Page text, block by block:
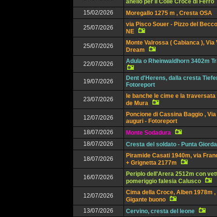
anello per il Colle Croce di Ferro
15/02/2026
Moregallo 1275 m , Cresta OSA
25/07/2026
via Pisco Souer - Pizzo del
NE
25/07/2026
Monte Valrossa ( Cabianca ), Via
Dream
22/07/2026 Adula o Rheinwaldhorn 3402m
19/07/2026
Dent d'Herens, dalla cresta
Fotoreport
23/07/2026
le banche le cime e la
de Mura
12/07/2026
Poncione di Cassina Baggio , Via
auguri - Fotoreport
18/07/2026
Monte Sodadura
18/07/2026
Cresta del soldato - Punta
18/07/2026
Piramide Casati 1940m, via
+ Grignetta 2177m
16/07/2026
Periplo dell'Arera 2512m con
pomeriggio falesia Calusco
12/07/2026
Cima della Croce, Alben 1978m ,
Gigante buono
13/07/2026
Cervino, cresta del leone